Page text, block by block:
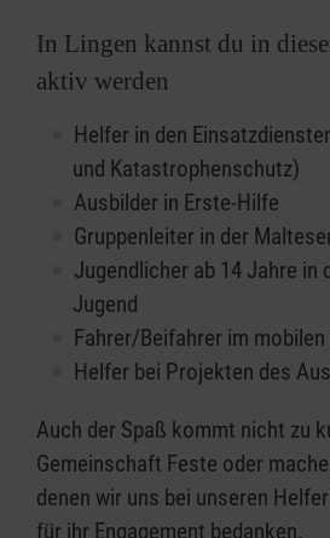
In Lingen kannst du in
aktiv werden
Helfer in den
und Katastrophenschutz)
Ausbilder in Erste-Hilfe
Gruppenleiter in der
Jugendlicher ab 14 Jahre in
Jugend
Fahrer/Beifahrer im
Helfer bei Projekten des
Auch der Spaß kommt nicht zu
Gemeinschaft Feste oder
denen wir uns bei unseren
für ihr Engagement bedanken.